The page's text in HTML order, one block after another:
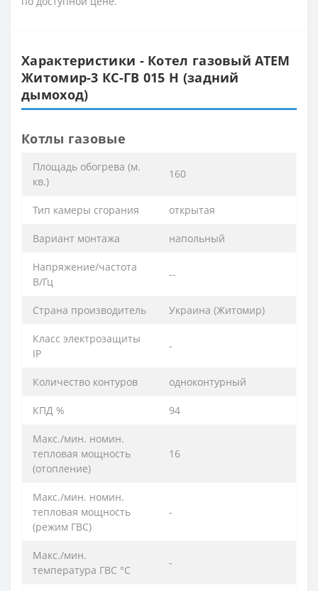
Характеристики - Котел газовый АТЕМ
Житомир-3 КС-ГВ 015 Н (задний
дымоход)
Котлы газовые
Площадь обогрева (м.
кв.)
160
Тип камеры сгорания открытая
Вариант монтажа напольный
Напряжение/частота
В/Гц
--
Страна производитель Украина (Житомир)
Класс электрозащиты
IP
-
Количество контуров одноконтурный
КПД % 94
Макс./мин. номин.
тепловая мощность
(отoпление)
16
Макс./мин. номин.
тепловая мощность
(режим ГВС)
-
Макс./мин.
температура ГВС °C
-